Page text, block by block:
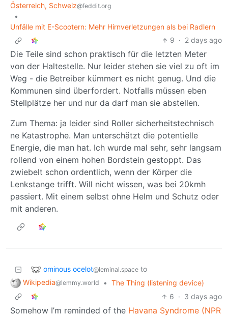
Österreich, Schweiz@feddit.org
•
Unfälle mit E-Scootern: Mehr Hirnverletzungen als bei Radlern
9 · 2 days ago
Die Teile sind schon praktisch für die letzten Meter
von der Haltestelle. Nur leider stehen sie viel zu oft im
Weg - die Betreiber kümmert es nicht genug. Und die
Kommunen sind überfordert. Notfalls müssen eben
Stellplätze her und nur da darf man sie abstellen.
Zum Thema: ja leider sind Roller sicherheitstechnisch
ne Katastrophe. Man unterschätzt die potentielle
Energie, die man hat. Ich wurde mal sehr, sehr langsam
rollend von einem hohen Bordstein gestoppt. Das
zwiebelt schon ordentlich, wenn der Körper die
Lenkstange trifft. Will nicht wissen, was bei 20kmh
passiert. Mit einem selbst ohne Helm und Schutz oder
mit anderen.
ominous ocelot@leminal.space to
Wikipedia@lemmy.world • The Thing (listening device)
6 · 3 days ago
Somehow I’m reminded of the Havana Syndrome (NPR